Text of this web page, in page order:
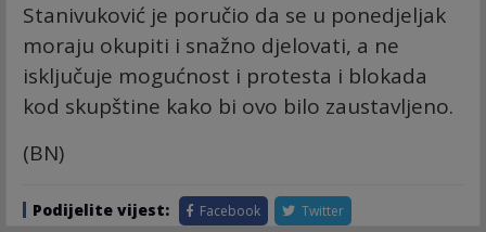
Stanivuković je poručio da se u ponedjeljak
moraju okupiti i snažno djelovati, a ne
isključuje mogućnost i protesta i blokada
kod skupštine kako bi ovo bilo zaustavljeno.
(BN)
Podijelite vijest: Facebook Twitter